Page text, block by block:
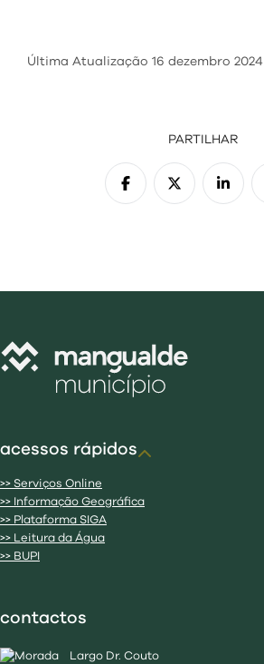
Última Atualização 16 dezembro 2024
PARTILHAR
acessos rápidos
>> Serviços Online
>> Informação Geográfica
>> Plataforma SIGA
>> Leitura da Água
>> BUPI
contactos
Largo Dr. Couto